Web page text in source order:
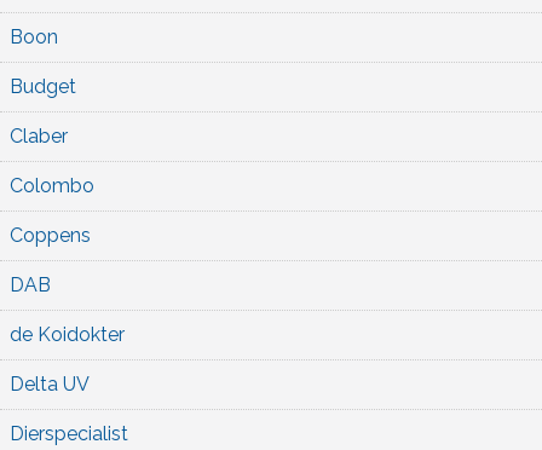
Boon
Budget
Claber
Colombo
Coppens
DAB
de Koidokter
Delta UV
Dierspecialist